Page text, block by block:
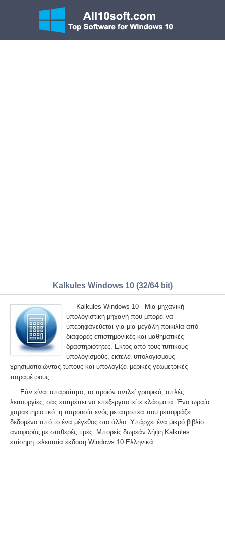
Kalkules Windows 10 (32/64 bit)
Kalkules Windows 10 - Μια μηχανική
υπολογιστική μηχανή που μπορεί να
υπερηφανεύεται για μια μεγάλη ποικιλία από
διάφορες επιστημονικές και μαθηματικές
δραστηριότητες. Εκτός από τους τυπικούς
υπολογισμούς, εκτελεί υπολογισμούς
χρησιμοποιώντας τύπους και υπολογίζει μερικές γεωμετρικές
παραμέτρους.
Εάν είναι απαραίτητο, το προϊόν αντλεί γραφικά, απλές
λειτουργίες, σας επιτρέπει να επεξεργαστείτε κλάσματα. Ένα ωραίο
χαρακτηριστικό: η παρουσία ενός μετατροπέα που μεταφράζει
δεδομένα από το ένα μέγεθος στο άλλο. Υπάρχει ένα μικρό βιβλίο
αναφοράς με σταθερές τιμές. Μπορείς δωρεάν λήψη Kalkules
επίσημη τελευταία έκδοση Windows 10 Ελληνικά.